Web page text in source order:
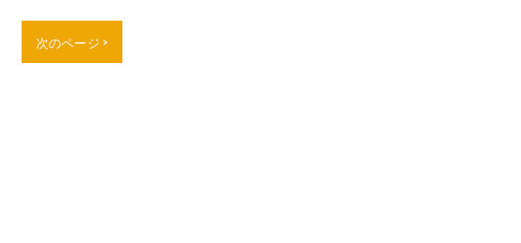
次のページ >